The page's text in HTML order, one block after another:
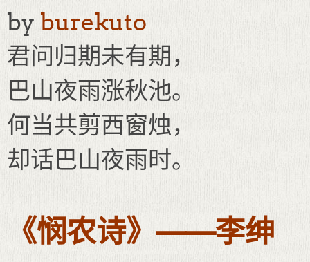
by burekuto
君问归期未有期，
巴山夜雨涨秋池。
何当共剪西窗烛，
却话巴山夜雨时。
《悯农诗》——李绅